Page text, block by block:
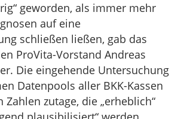
geworden, als immer mehr
auf eine
schließen ließen, gab das
ProVita-Vorstand Andreas
Die eingehende Untersuchung
Datenpools aller BKK-Kassen
zutage, die „erheblich“